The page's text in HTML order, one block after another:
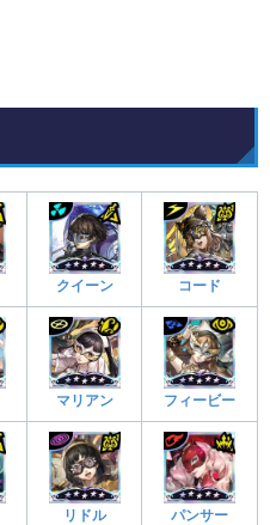
クイーン コード
マリアン フィービー
リドル パンサー